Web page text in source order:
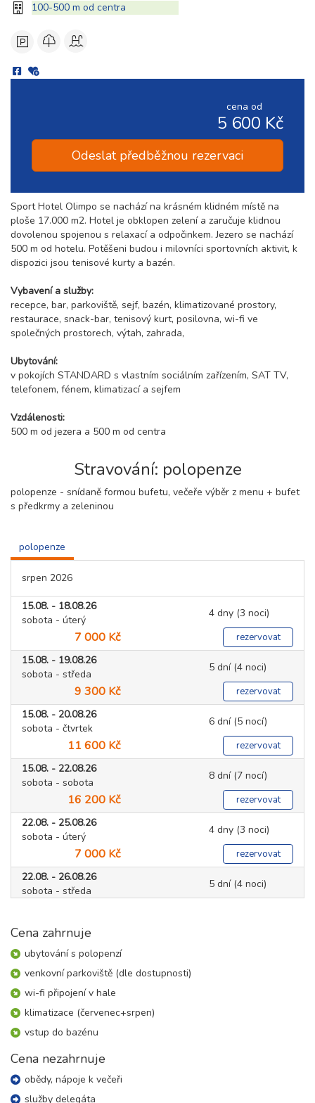
100-500 m od centra
cena od
5 600 Kč
Odeslat předběžnou rezervaci
Sport Hotel Olimpo se nachází na krásném klidném místě na
ploše 17.000 m2. Hotel je obklopen zelení a zaručuje klidnou
dovolenou spojenou s relaxací a odpočinkem. Jezero se nachází
500 m od hotelu. Potěšeni budou i milovníci sportovních aktivit, k
dispozici jsou tenisové kurty a bazén.
Vybavení a služby:
recepce, bar, parkoviště, sejf, bazén, klimatizované prostory,
restaurace, snack-bar, tenisový kurt, posilovna, wi-fi ve
společných prostorech, výtah, zahrada,
Ubytování:
v pokojích STANDARD s vlastním sociálním zařízením, SAT TV,
telefonem, fénem, klimatizací a sejfem
Vzdálenosti:
500 m od jezera a 500 m od centra
Stravování: polopenze
polopenze - snídaně formou bufetu, večeře výběr z menu + bufet
s předkrmy a zeleninou
polopenze
srpen 2026
15.08. - 18.08.26
sobota - úterý
4 dny (3 noci)
7 000 Kč rezervovat
15.08. - 19.08.26
sobota - středa
5 dní (4 noci)
9 300 Kč rezervovat
15.08. - 20.08.26
sobota - čtvrtek
6 dní (5 nocí)
11 600 Kč rezervovat
15.08. - 22.08.26
sobota - sobota
8 dní (7 nocí)
16 200 Kč rezervovat
22.08. - 25.08.26
sobota - úterý
4 dny (3 noci)
7 000 Kč rezervovat
22.08. - 26.08.26
sobota - středa
5 dní (4 noci)
22.08. - 27.08.26
11 600 Kč
22.08. - 29.08.26
sobota - sobota
16 200 Kč
29.08. - 01.09.26
sobota - úterý
29.08. - 02.09.26
Cena zahrnuje
ubytování s polopenzí
venkovní parkoviště (dle dostupnosti)
wi-fi připojení v hale
klimatizace (červenec+srpen)
vstup do bazénu
Cena nezahrnuje
obědy, nápoje k večeři
služby delegáta